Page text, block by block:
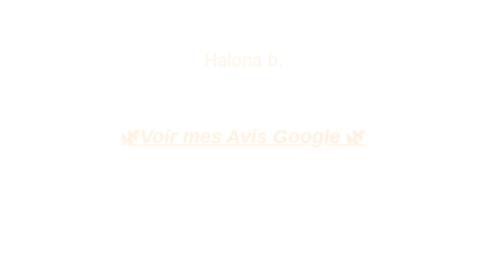
Halona b.
🌿Voir mes Avis Google 🌿